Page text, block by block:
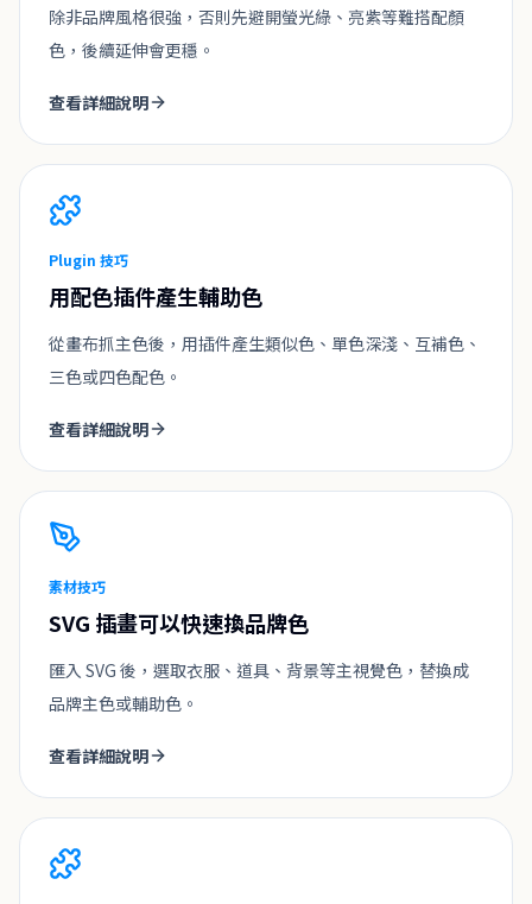
除非品牌風格很強，否則先避開螢光綠、亮紫等難搭配顏
色，後續延伸會更穩。
查看詳細說明
Plugin 技巧
用配色插件產生輔助色
從畫布抓主色後，用插件產生類似色、單色深淺、互補色、
三色或四色配色。
查看詳細說明
素材技巧
SVG 插畫可以快速換品牌色
匯入 SVG 後，選取衣服、道具、背景等主視覺色，替換成
品牌主色或輔助色。
查看詳細說明